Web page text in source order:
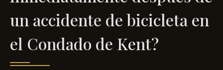
un accidente de bicicleta en
el Condado de Kent?